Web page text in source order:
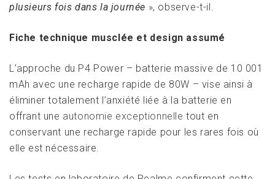
plusieurs fois dans la journée », observe-t-il.
Fiche technique musclée et design assumé
L’approche du P4 Power – batterie massive de 10 001
mAh avec une recharge rapide de 80W – vise ainsi à
éliminer totalement l’anxiété liée à la batterie en
offrant une autonomie exceptionnelle tout en
conservant une recharge rapide pour les rares fois où
elle est nécessaire.